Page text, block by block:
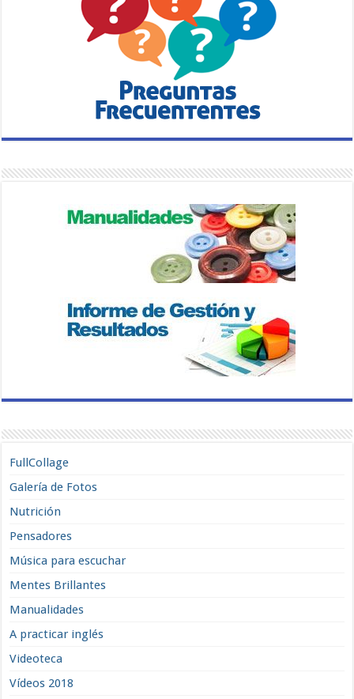
FullCollage
Galería de Fotos
Nutrición
Pensadores
Música para escuchar
Mentes Brillantes
Manualidades
A practicar inglés
Videoteca
Vídeos 2018